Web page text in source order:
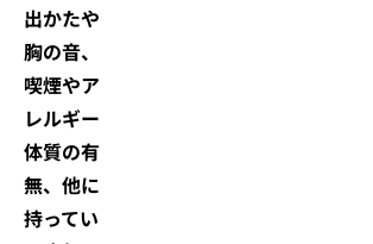
出かたや
胸の音、
喫煙やア
レルギー
体質の有
無、他に
持ってい